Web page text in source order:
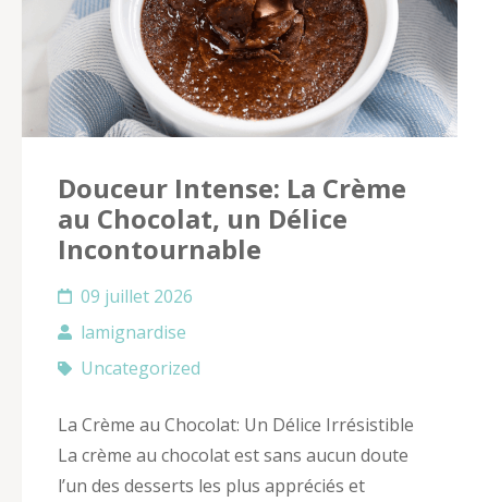
Douceur Intense: La Crème
au Chocolat, un Délice
Incontournable
09 juillet 2026
lamignardise
Uncategorized
La Crème au Chocolat: Un Délice Irrésistible
La crème au chocolat est sans aucun doute
l’un des desserts les plus appréciés et